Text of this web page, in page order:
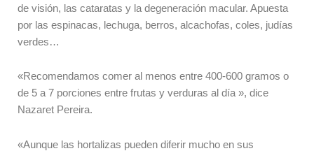
de visión, las cataratas y la degeneración macular. Apuesta
por las espinacas, lechuga, berros, alcachofas, coles, judías
verdes…
«Recomendamos comer al menos entre 400-600 gramos o
de 5 a 7 porciones entre frutas y verduras al día », dice
Nazaret Pereira.
«Aunque las hortalizas pueden diferir mucho en sus